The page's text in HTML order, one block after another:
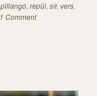
pillangó, repül, sír, vers,
1 Comment